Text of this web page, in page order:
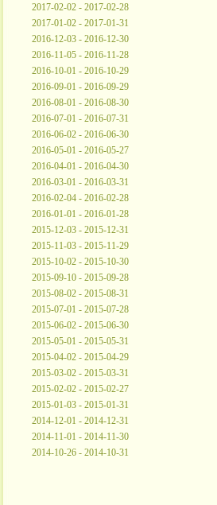
2017-02-02 - 2017-02-28
2017-01-02 - 2017-01-31
2016-12-03 - 2016-12-30
2016-11-05 - 2016-11-28
2016-10-01 - 2016-10-29
2016-09-01 - 2016-09-29
2016-08-01 - 2016-08-30
2016-07-01 - 2016-07-31
2016-06-02 - 2016-06-30
2016-05-01 - 2016-05-27
2016-04-01 - 2016-04-30
2016-03-01 - 2016-03-31
2016-02-04 - 2016-02-28
2016-01-01 - 2016-01-28
2015-12-03 - 2015-12-31
2015-11-03 - 2015-11-29
2015-10-02 - 2015-10-30
2015-09-10 - 2015-09-28
2015-08-02 - 2015-08-31
2015-07-01 - 2015-07-28
2015-06-02 - 2015-06-30
2015-05-01 - 2015-05-31
2015-04-02 - 2015-04-29
2015-03-02 - 2015-03-31
2015-02-02 - 2015-02-27
2015-01-03 - 2015-01-31
2014-12-01 - 2014-12-31
2014-11-01 - 2014-11-30
2014-10-26 - 2014-10-31